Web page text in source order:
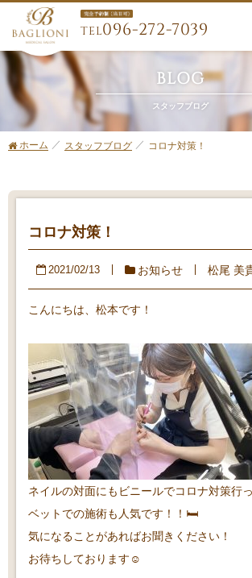
TEL096-272-7039
BLOG
スタッフブログ
ホーム スタッフブログ コロナ対策！
コロナ対策！
2021/02/13 お知らせ 松尾 美
こんにちは、松本です！
ネイルの対面にもビニールでコロナ対策行
ベットでの施術も人気です！！🛏
気になることがあればお聞きください！
お待ちしております☺️